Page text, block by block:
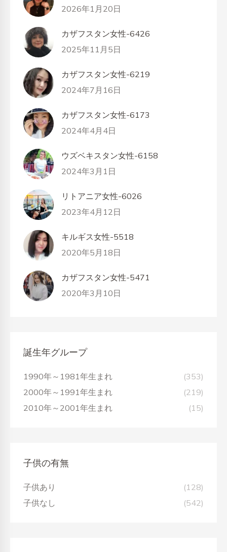
2026年1月20日
カザフスタン女性-6426
2025年11月5日
カザフスタン女性-6219
2024年7月16日
カザフスタン女性-6173
2024年4月4日
ウズベキスタン女性-6158
2024年3月1日
リトアニア女性-6026
2023年4月12日
キルギス女性-5518
2020年5月18日
カザフスタン女性-5471
2020年3月10日
誕生年グループ
1990年～1981年生まれ
(353)
2000年～1991年生まれ
(219)
2010年～2001年生まれ
(15)
子供の有無
子供あり
(128)
子供なし
(542)